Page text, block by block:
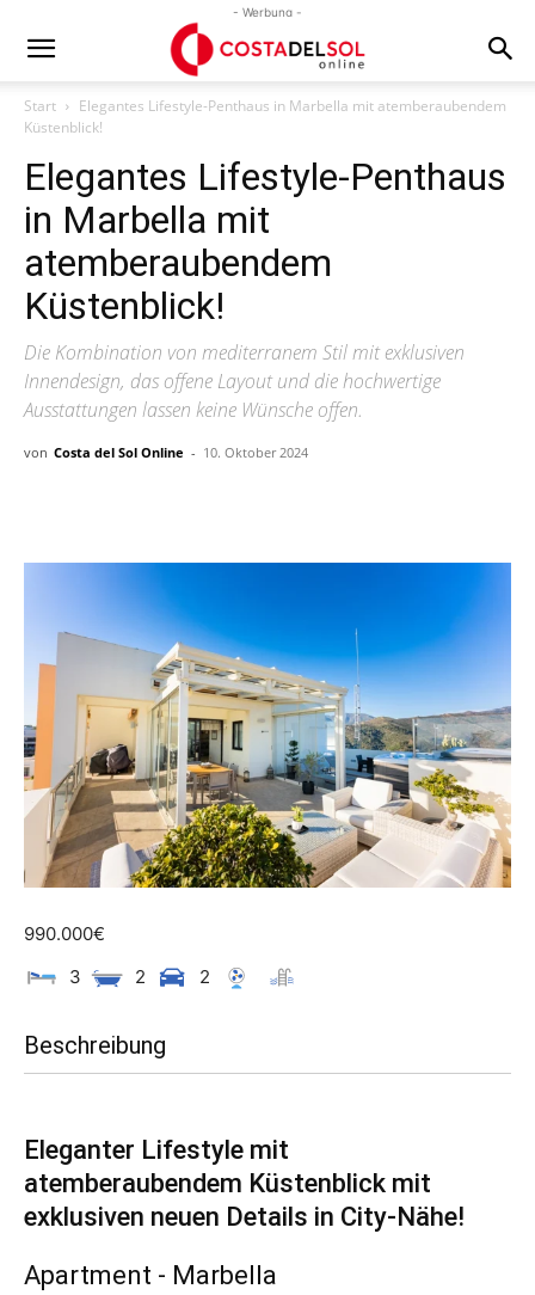
- Werbung -
Start
Elegantes Lifestyle-Penthaus in Marbella mit atemberaubendem
Küstenblick!
Elegantes Lifestyle-Penthaus
in Marbella mit
atemberaubendem
Küstenblick!
Die Kombination von mediterranem Stil mit exklusiven
Innendesign, das offene Layout und die hochwertige
Ausstattungen lassen keine Wünsche offen.
von Costa del Sol Online - 10. Oktober 2024
990.000€
3
2 2
Beschreibung
Eleganter Lifestyle mit
atemberaubendem Küstenblick mit
exklusiven neuen Details in City-Nähe!
Apartment - Marbella